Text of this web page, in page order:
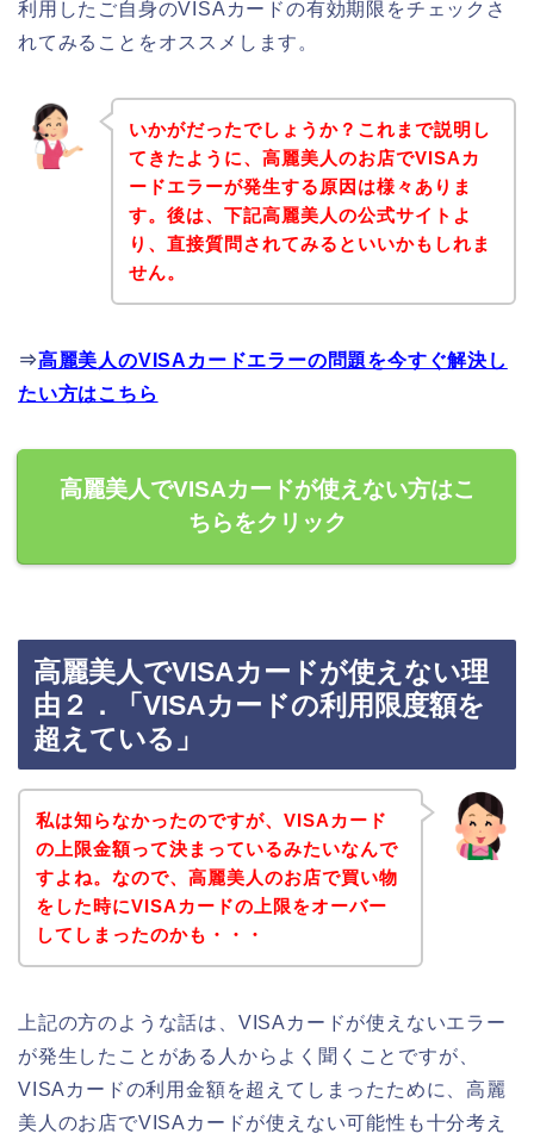
利用したご自身のVISAカードの有効期限をチェックさ
れてみることをオススメします。
いかがだったでしょうか？これまで説明し
てきたように、高麗美人のお店でVISAカ
ードエラーが発生する原因は様々ありま
す。後は、下記高麗美人の公式サイトよ
り、直接質問されてみるといいかもしれま
せん。
⇒高麗美人のVISAカードエラーの問題を今すぐ解決し
たい方はこちら
高麗美人でVISAカードが使えない方はこ
ちらをクリック
高麗美人でVISAカードが使えない理
由２．「VISAカードの利用限度額を
超えている」
私は知らなかったのですが、VISAカード
の上限金額って決まっているみたいなんで
すよね。なので、高麗美人のお店で買い物
をした時にVISAカードの上限をオーバー
してしまったのかも・・・
上記の方のような話は、VISAカードが使えないエラー
が発生したことがある人からよく聞くことですが、
VISAカードの利用金額を超えてしまったために、高麗
美人のお店でVISAカードが使えない可能性も十分考え